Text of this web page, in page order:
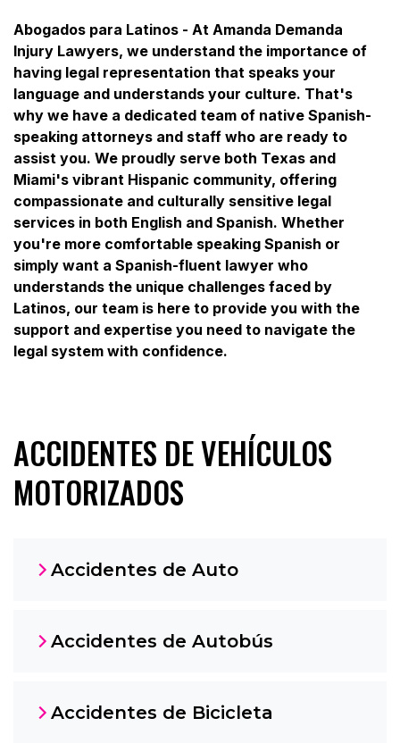
Abogados para Latinos - At Amanda Demanda
Injury Lawyers, we understand the importance of
having legal representation that speaks your
language and understands your culture. That's
why we have a dedicated team of native Spanish-
speaking attorneys and staff who are ready to
assist you. We proudly serve both Texas and
Miami's vibrant Hispanic community, offering
compassionate and culturally sensitive legal
services in both English and Spanish. Whether
you're more comfortable speaking Spanish or
simply want a Spanish-fluent lawyer who
understands the unique challenges faced by
Latinos, our team is here to provide you with the
support and expertise you need to navigate the
legal system with confidence.
ACCIDENTES DE VEHÍCULOS
MOTORIZADOS
Accidentes de Auto
Accidentes de Autobús
Accidentes de Bicicleta